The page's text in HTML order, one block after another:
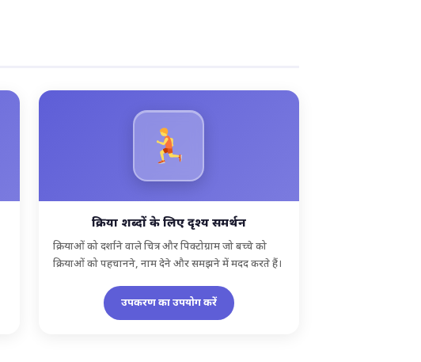
क्रिया शब्दों के लिए दृश्य समर्थन
क्रियाओं को दर्शाने वाले चित्र और पिक्टोग्राम जो बच्चे को
क्रियाओं को पहचानने, नाम देने और समझने में मदद करते हैं।
उपकरण का उपयोग करें